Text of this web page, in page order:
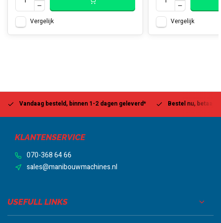
Vergelijk Vergelijk
Vandaag besteld, binnen 1-2 dagen geleverd* Bestel nu, betaal
KLANTENSERVICE
070-368 64 66
sales@manibouwmachines.nl
USEFULL LINKS